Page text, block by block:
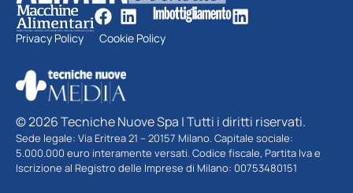
Privacy Policy Cookie Policy
© 2026 Tecniche Nuove Spa | Tutti i diritti riservati.
Sede legale: Via Eritrea 21 – 20157 Milano. Capitale sociale:
5.000.000 euro interamente versati. Codice fiscale, Partita Iva e
Iscrizione al Registro delle Imprese di Milano: 00753480151